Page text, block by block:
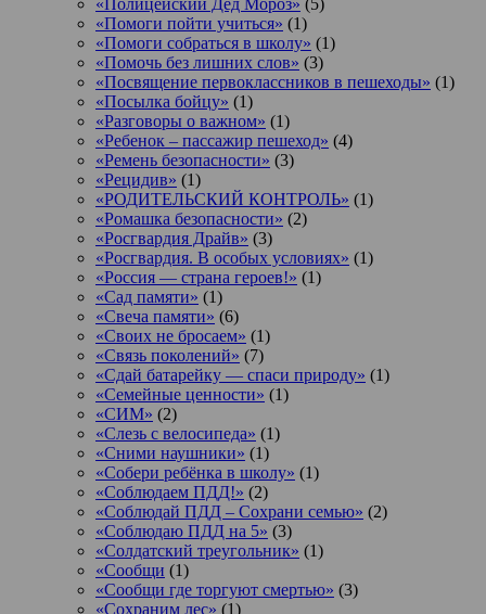
«Помоги пойти учиться» (1)
«Помоги собраться в школу» (1)
«Помочь без лишних слов» (3)
«Посвящение первоклассников в пешеходы» (1)
«Посылка бойцу» (1)
«Разговоры о важном» (1)
«Ребенок – пассажир пешеход» (4)
«Ремень безопасности» (3)
«Рецидив» (1)
«РОДИТЕЛЬСКИЙ КОНТРОЛЬ» (1)
«Ромашка безопасности» (2)
«Росгвардия Драйв» (3)
«Росгвардия. В особых условиях» (1)
«Россия — страна героев!» (1)
«Сад памяти» (1)
«Свеча памяти» (6)
«Своих не бросаем» (1)
«Связь поколений» (7)
«Сдай батарейку — спаси природу» (1)
«Семейные ценности» (1)
«СИМ» (2)
«Слезь с велосипеда» (1)
«Сними наушники» (1)
«Собери ребёнка в школу» (1)
«Соблюдаем ПДД!» (2)
«Соблюдай ПДД – Сохрани семью» (2)
«Соблюдаю ПДД на 5» (3)
«Солдатский треугольник» (1)
«Сообщи (1)
«Сообщи где торгуют смертью» (3)
«Сохраним лес» (1)